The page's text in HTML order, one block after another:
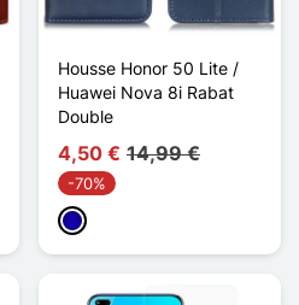
Housse Honor 50 Lite /
Huawei Nova 8i Rabat
Double
4,50 € 14,99 €
-70%
Azul oscuro